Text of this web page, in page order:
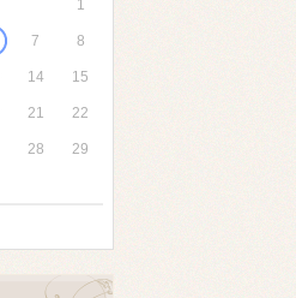
1
7 8
14 15
21 22
28 29